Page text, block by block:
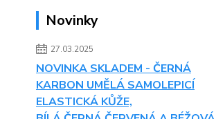
Novinky
27.03.2025
NOVINKA SKLADEM - ČERNÁ
KARBON UMĚLÁ SAMOLEPICÍ
ELASTICKÁ KŮŽE,